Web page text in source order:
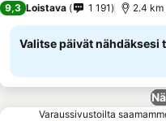
9,3 Loistava 1 191 2.4
Valitse päivät nähdäksesi
Varaussivustoilta